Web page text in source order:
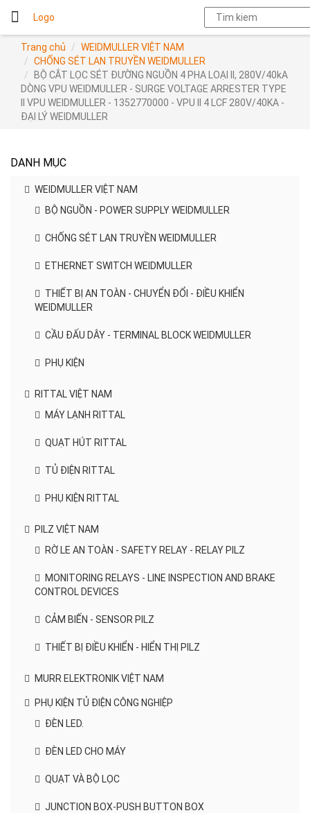
Logo
Trang chủ
WEIDMULLER VIỆT NAM
CHỐNG SÉT LAN TRUYỀN WEIDMULLER
BỘ CẮT LỌC SÉT ĐƯỜNG NGUỒN 4 PHA LOẠI II, 280V/40kA
DÒNG VPU WEIDMULLER - SURGE VOLTAGE ARRESTER TYPE
II VPU WEIDMULLER - 1352770000 - VPU II 4 LCF 280V/40KA -
ĐẠI LÝ WEIDMULLER
DANH MỤC
WEIDMULLER VIỆT NAM
BỘ NGUỒN - POWER SUPPLY WEIDMULLER
CHỐNG SÉT LAN TRUYỀN WEIDMULLER
ETHERNET SWITCH WEIDMULLER
THIẾT BỊ AN TOÀN - CHUYỂN ĐỔI - ĐIỀU KHIỂN
WEIDMULLER
CẦU ĐẤU DÂY - TERMINAL BLOCK WEIDMULLER
PHỤ KIỆN
RITTAL VIỆT NAM
MÁY LẠNH RITTAL
QUẠT HÚT RITTAL
TỦ ĐIỆN RITTAL
PHỤ KIỆN RITTAL
PILZ VIỆT NAM
RỜ LE AN TOÀN - SAFETY RELAY - RELAY PILZ
MONITORING RELAYS - LINE INSPECTION AND BRAKE
CONTROL DEVICES
CẢM BIẾN - SENSOR PILZ
THIẾT BỊ ĐIỀU KHIỂN - HIỂN THỊ PILZ
MURR ELEKTRONIK VIỆT NAM
PHỤ KIỆN TỦ ĐIỆN CÔNG NGHIỆP
ĐÈN LED.
ĐÈN LED CHO MÁY
QUẠT VÀ BỘ LỌC
JUNCTION BOX-PUSH BUTTON BOX